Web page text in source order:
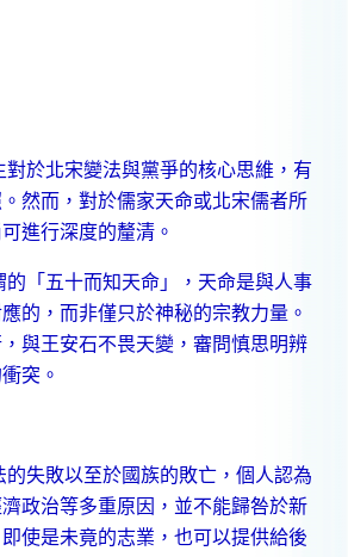
對於北宋變法與黨爭的核心思維，有
然而，對於儒家天命或北宋儒者所
進行深度的釐清 。
的「五十而知天命」，天命是與人事
的，而非僅只於神秘的宗教力量。
與王安石不畏天變，審問慎思明辨
突。
失敗以至於國族的敗亡，個人認為
政治等多重原因，並不能歸咎於新
使是未竟的志業，也可以提供給後